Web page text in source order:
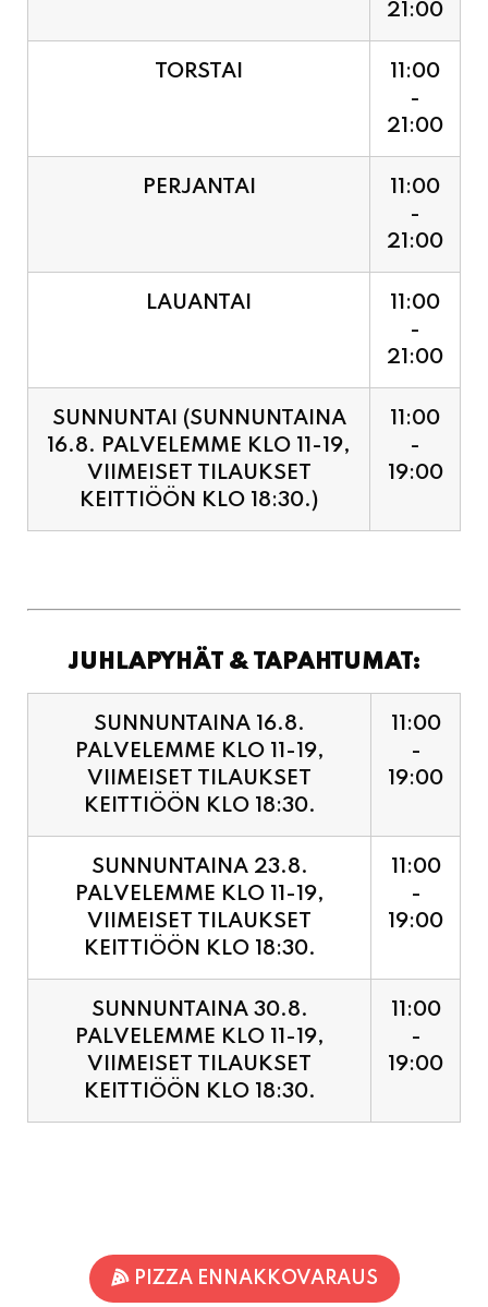
-
21:00
11:00
-
21:00
11:00
-
21:00
VIIMEISET TILAUKSET
KEITTIÖÖN KLO 18:30.)
11:00
-
19:00
PALVELEMME KLO 11-19,
VIIMEISET TILAUKSET
KEITTIÖÖN KLO 18:30.
-
19:00
SUNNUNTAINA 23.8.
PALVELEMME KLO 11-19,
VIIMEISET TILAUKSET
KEITTIÖÖN KLO 18:30.
11:00
19:00
SUNNUNTAINA 30.8.
PALVELEMME KLO 11-19,
VIIMEISET TILAUKSET
KEITTIÖÖN KLO 18:30.
11:00
19:00
ASIAKKAIDEMME